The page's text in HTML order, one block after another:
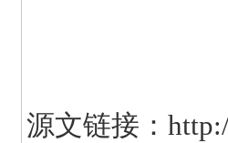
源文链接：